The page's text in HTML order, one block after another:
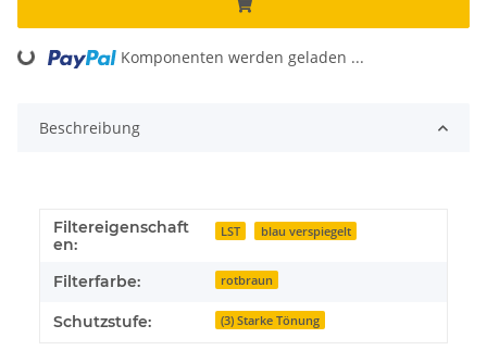
Loading... Komponenten werden geladen ...
Beschreibung
Filtereigenschaft
en:
LST blau verspiegelt
Filterfarbe: rotbraun
Schutzstufe: (3) Starke Tönung